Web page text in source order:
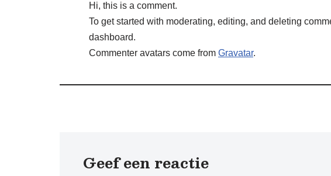
Hi, this is a comment.
To get started with moderating, editing, and deleting
dashboard.
Commenter avatars come from Gravatar.
Geef een reactie